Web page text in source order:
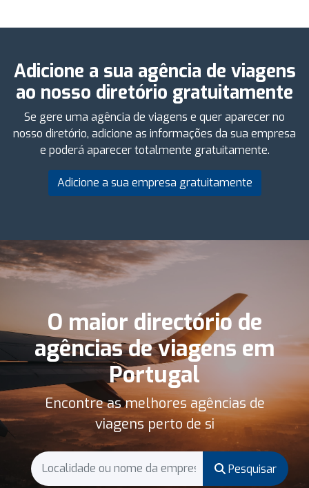
Adicione a sua agência de viagens
ao nosso diretório gratuitamente
Se gere uma agência de viagens e quer aparecer no
nosso diretório, adicione as informações da sua empresa
e poderá aparecer totalmente gratuitamente.
Adicione a sua empresa gratuitamente
O maior directório de
agências de viagens em
Portugal
Encontre as melhores agências de
viagens perto de si
Pesquisar